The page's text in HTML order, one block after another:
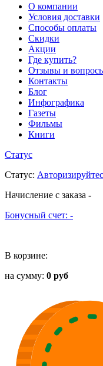
О компании
Условия доставки
Способы оплаты
Скидки
Акции
Где купить?
Отзывы и
Контакты
Блог
Инфографика
Газеты
Фильмы
Книги
Статус
Статус:
Начисление с заказа -
Бонусный счет: -
В корзине:
на сумму: 0 руб